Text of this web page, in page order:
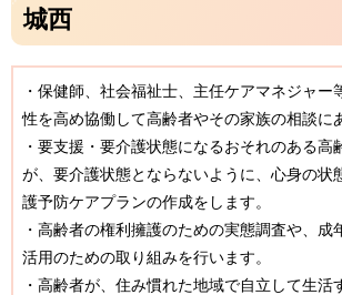
城西
・保健師、社会福祉士、主任ケアマネジャー
性を高め協働して高齢者やその家族の相談に
・要支援・要介護状態になるおそれのある高
が、要介護状態とならないように、心身の状
護予防ケアプランの作成をします。
・高齢者の権利擁護のための実態調査や、成
活用のための取り組みを行います。
・高齢者が、住み慣れた地域で自立して生活